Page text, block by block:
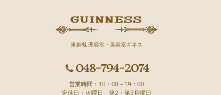
東岩槻 理容室・美容室ギネス
048-794-2074
営業時間：10：00～19：00
定休日：火曜日、第2・第3月曜日